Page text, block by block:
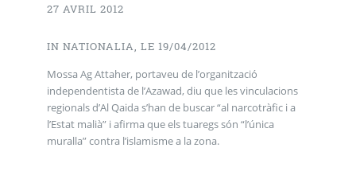
27 AVRIL 2012
IN NATIONALIA, LE 19/04/2012
Mossa Ag Attaher, portaveu de l’organització
independentista de l’Azawad, diu que les vinculacions
regionals d’Al Qaida s’han de buscar “al narcotràfic i a
l’Estat malià” i afirma que els tuaregs són “l’única
muralla” contra l’islamisme a la zona.